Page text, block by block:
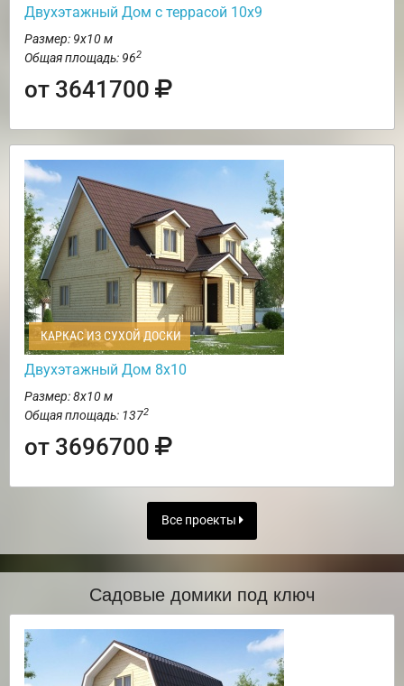
Двухэтажный Дом с террасой 10х9
Размер: 9х10 м
Общая площадь: 962
от 3641700
КАРКАС ИЗ СУХОЙ ДОСКИ
Двухэтажный Дом 8х10
Размер: 8х10 м
Общая площадь: 1372
от 3696700
Все проекты
Садовые домики под ключ